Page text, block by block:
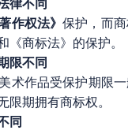
律不同
著作权法》保护，而
《商标法》的保护。
限不同
术作品受保护期限
限期拥有商标权。
同